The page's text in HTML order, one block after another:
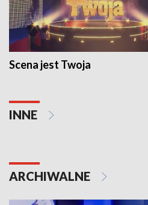
Scena jest Twoja
INNE
ARCHIWALNE